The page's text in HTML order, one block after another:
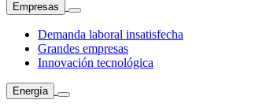
Empresas
Demanda laboral insatisfecha
Grandes empresas
Innovación tecnológica
Energía